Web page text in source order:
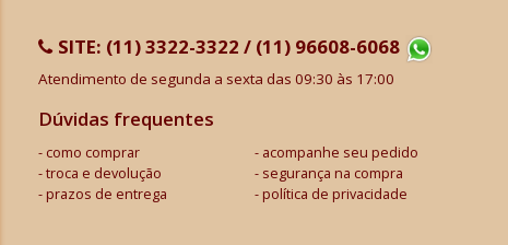
SITE: (11) 3322-3322 / (11) 96608-6068
Atendimento de segunda a sexta das 09:30 às 17:00
Dúvidas frequentes
como comprar
acompanhe seu pedido
troca e devolução
segurança na compra
prazos de entrega
política de privacidade